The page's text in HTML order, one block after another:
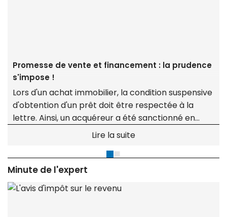
Promesse de vente et financement : la prudence
s'impose !
Lors d'un achat immobilier, la condition suspensive
d'obtention d'un prêt doit être respectée à la
lettre. Ainsi, un acquéreur a été sanctionné en
justice pour avoir demandé à sa banque un taux
faisant échouer la transaction.
Lire la suite
Minute de l'expert